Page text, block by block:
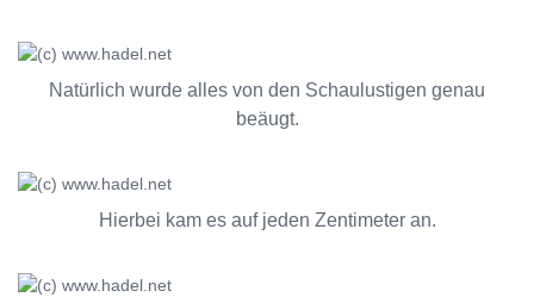
Natürlich wurde alles von den Schaulustigen genau
beäugt.
Hierbei kam es auf jeden Zentimeter an.